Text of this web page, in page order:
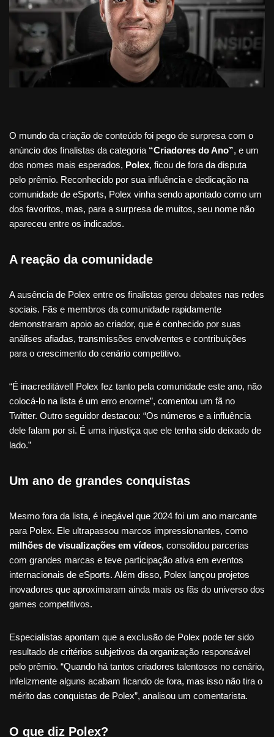
O mundo da criação de conteúdo foi pego de surpresa com o
anúncio dos finalistas da categoria “Criadores do Ano”, e um
dos nomes mais esperados, Polex, ficou de fora da disputa
pelo prêmio. Reconhecido por sua influência e dedicação na
comunidade de eSports, Polex vinha sendo apontado como um
dos favoritos, mas, para a surpresa de muitos, seu nome não
apareceu entre os indicados.
A reação da comunidade
A ausência de Polex entre os finalistas gerou debates nas redes
sociais. Fãs e membros da comunidade rapidamente
demonstraram apoio ao criador, que é conhecido por suas
análises afiadas, transmissões envolventes e contribuições
para o crescimento do cenário competitivo.
“É inacreditável! Polex fez tanto pela comunidade este ano, não
colocá-lo na lista é um erro enorme”, comentou um fã no
Twitter. Outro seguidor destacou: “Os números e a influência
dele falam por si. É uma injustiça que ele tenha sido deixado de
lado.”
Um ano de grandes conquistas
Mesmo fora da lista, é inegável que 2024 foi um ano marcante
para Polex. Ele ultrapassou marcos impressionantes, como
milhões de visualizações em vídeos, consolidou parcerias
com grandes marcas e teve participação ativa em eventos
internacionais de eSports. Além disso, Polex lançou projetos
inovadores que aproximaram ainda mais os fãs do universo dos
games competitivos.
Especialistas apontam que a exclusão de Polex pode ter sido
resultado de critérios subjetivos da organização responsável
pelo prêmio. “Quando há tantos criadores talentosos no cenário,
infelizmente alguns acabam ficando de fora, mas isso não tira o
mérito das conquistas de Polex”, analisou um comentarista.
O que diz Polex?